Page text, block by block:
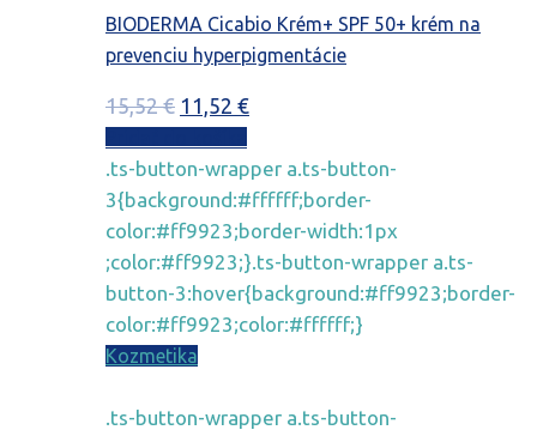
BIODERMA Cicabio Krém+ SPF 50+ krém na
prevenciu hyperpigmentácie
15,52€ Pôvodná
bola:
15,52 €.
11,52 €Aktuálna
je:
11,52 €.
.ts-button-wrapper a.ts-button-
3{background:#ffffff;border-
color:#ff9923;border-width:1px
;color:#ff9923;}.ts-button-wrapper a.ts-
button-3:hover{background:#ff9923;border-
color:#ff9923;color:#ffffff;}
Kozmetika
.ts-button-wrapper a.ts-button-